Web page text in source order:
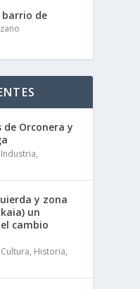
barrio de
de Orconera y
Industria,
y zona
un
cambio
Cultura, Historia,